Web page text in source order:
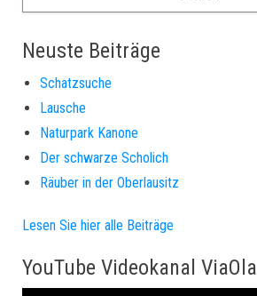
Neuste Beiträge
Schatzsuche
Lausche
Naturpark Kanone
Der schwarze Scholich
Räuber in der Oberlausitz
Lesen Sie hier alle Beiträge
YouTube Videokanal ViaOla